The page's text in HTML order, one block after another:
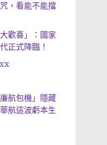
，看能不能擋
歡喜」：國家
正式降臨！
航包機」隱藏
航這波虧本生